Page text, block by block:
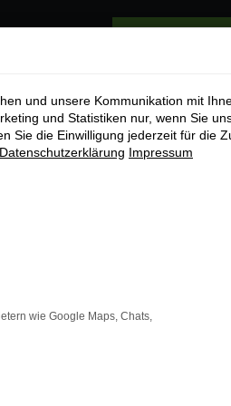
28. JUNI 2025
kann, unabhängig von
Gestaltung für
(Software, die
Nutzern einen gleichwertigen
und unsere Kommunikation mit
und Statistiken nur, wenn Sie
Sie die Einwilligung jederzeit für die
Datenschutzerklärung Impressum
wie Google Maps, Chats,